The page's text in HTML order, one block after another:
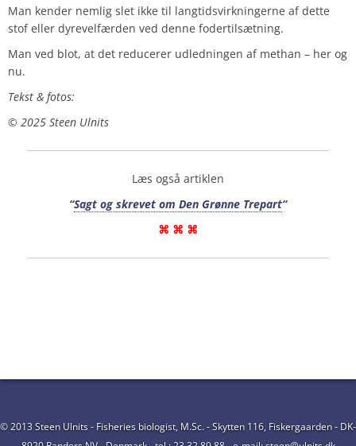
Man kender nemlig slet ikke til langtidsvirkningerne af dette
stof eller dyrevelfærden ved denne fodertilsætning.
Man ved blot, at det reducerer udledningen af methan – her og
nu.
Tekst & fotos:
©️ 2025 Steen Ulnits
Læs også artiklen
“Sagt og skrevet om Den Grønne Trepart“
⌘ ⌘ ⌘
© 2013 Steen Ulnits - Fisheries biologist, M.Sc. - Skytten 116, Fiskergaarden - DK-